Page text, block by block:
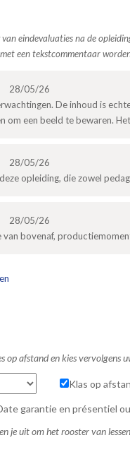
eindevaluaties na de
een tekstcommentaar
28/05/26
De inhoud is
om een beeld te bewaren.
28/05/26
opleiding, die zowel
28/05/26
bovenaf,
op afstand en kies vervolgens
Klas op
garantie en présentiel
je uit om het rooster van